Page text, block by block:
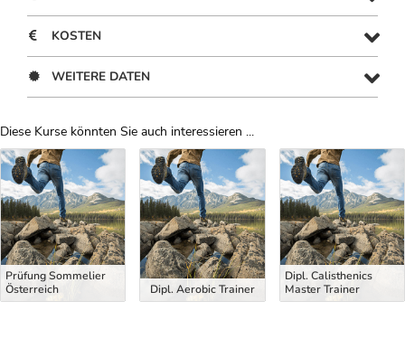
KOSTEN
WEITERE DATEN
Diese Kurse könnten Sie auch interessieren ...
Uber Weiterbildungsvorschläge
Prüfung Sommelier
Österreich
Dipl. Aerobic Trainer
Dipl. Calisthenics
Master Trainer